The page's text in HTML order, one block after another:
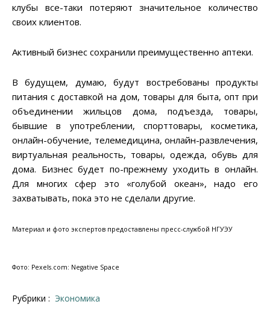
клубы все-таки потеряют значительное количество
своих клиентов.
Активный бизнес сохранили преимущественно аптеки.
В будущем, думаю, будут востребованы продукты
питания с доставкой на дом, товары для быта, опт при
объединении жильцов дома, подъезда, товары,
бывшие в употреблении, спорттовары, косметика,
онлайн-обучение, телемедицина, онлайн-развлечения,
виртуальная реальность, товары, одежда, обувь для
дома. Бизнес будет по-прежнему уходить в онлайн.
Для многих сфер это «голубой океан», надо его
захватывать, пока это не сделали другие.
Материал и фото экспертов предоставлены пресс-службой НГУЭУ
Фото: Pexels.com: Negative Space
Рубрики : Экономика